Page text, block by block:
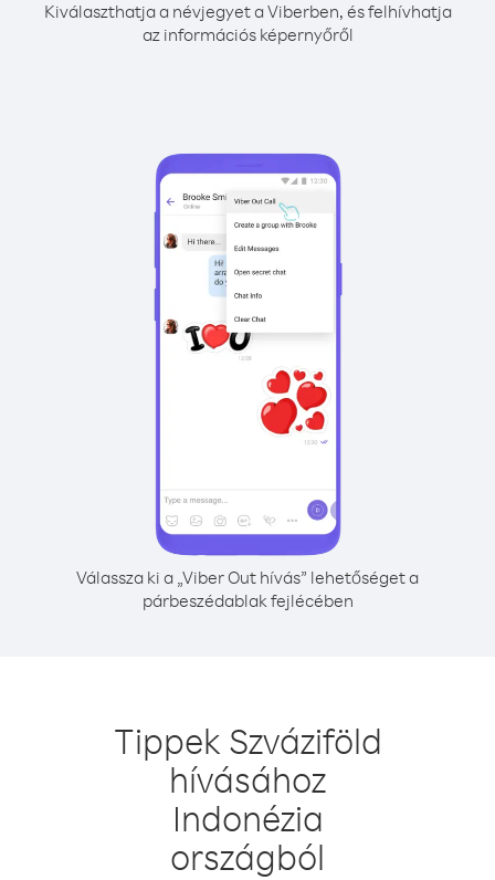
Kiválaszthatja a névjegyet a Viberben, és felhívhatja
az információs képernyőről
Válassza ki a „Viber Out hívás” lehetőséget a
párbeszédablak fejlécében
Tippek Szváziföld
hívásához
Indonézia
országból